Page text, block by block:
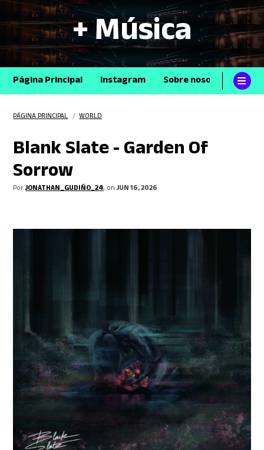
+ Música
Página Principal Instagram Sobre nosotros
PÁGINA PRINCIPAL /WORLD
Blank Slate - Garden Of
Sorrow
PorJONATHAN_GUDIÑO_24, onJUN 16, 2026